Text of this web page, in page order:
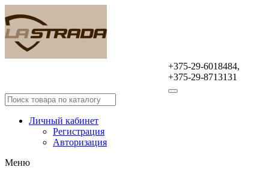
+375-29-6018484,
+375-29-8713131
Личный кабинет
Регистрация
Авторизация
Меню